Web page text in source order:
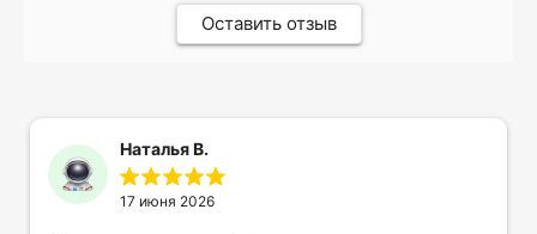
Оставить отзыв
Наталья В.
17 июня 2026